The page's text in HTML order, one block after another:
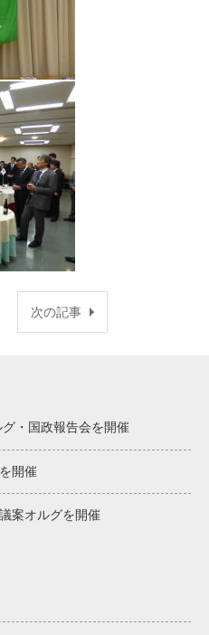
次の記事
・国政報告会を開催
開催
案オルグを開催